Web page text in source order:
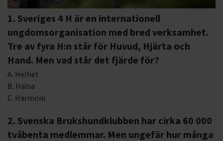
1. Sveriges 4 H är en internationell
ungdomsorganisation med bred verksamhet.
Tre av fyra H:n står för Huvud, Hjärta och
Hand. Men vad står det fjärde för?
A. Helhet
B. Hälsa
C. Harmoni
2. Svenska Brukshundklubben har cirka 60 000
tvåbenta medlemmar. Men ungefär hur många